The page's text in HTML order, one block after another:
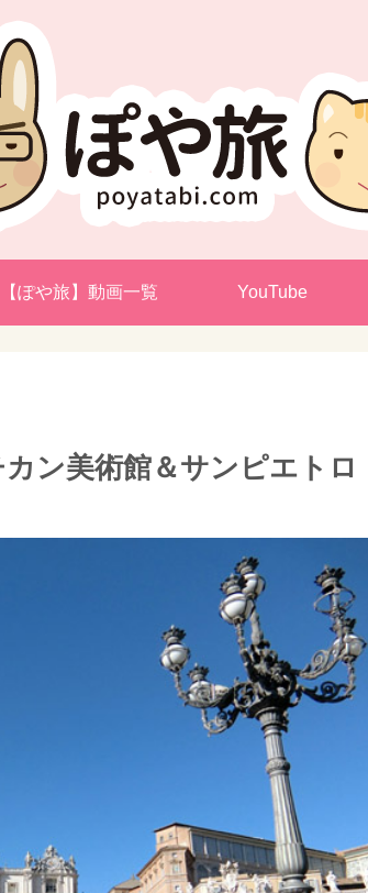
【ぽや旅】動画一覧 YouTube
ン美術館＆サンピエトロ